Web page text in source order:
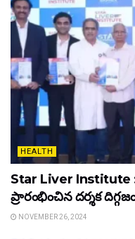
HEALTH
Star Liver Institute :
ప్రారంభించిన ద‌ర్శ‌క
NOVEMBER 26, 2024